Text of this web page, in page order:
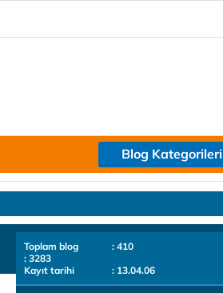
Blog Kategorileri
Toplam blog
: 410
: 3283
Kayıt tarihi
: 13.04.06